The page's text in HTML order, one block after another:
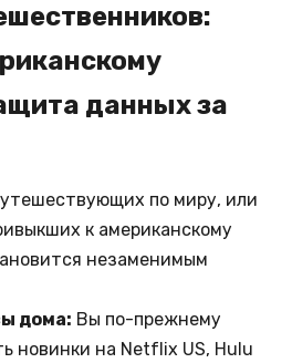
данных за
по миру, или
к американскому
незаменимым
дома: Вы по-прежнему
новинки на Netflix US, Hulu